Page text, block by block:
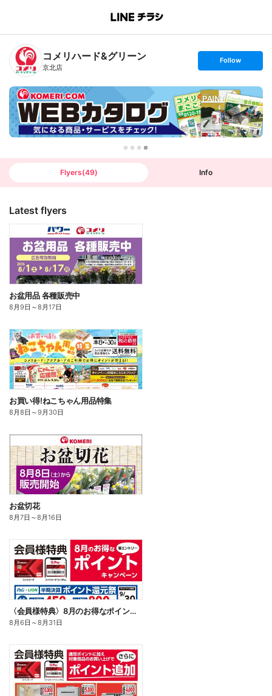
B
n
T
コメリハード&グリーン
京北店
s
t
o
l
l
o
w
Follow
Flyers(49) Info
Latest flyers
お盆用品 各種販売中
8月9日 ～8月17日
お買い得!ねこちゃん用品特集
8月8日 ～9月30日
お盆切花
8月7日 ～8月16日
〈会員様特典〉8月のお得なポイントキャンペーン
8月6日 ～8月31日